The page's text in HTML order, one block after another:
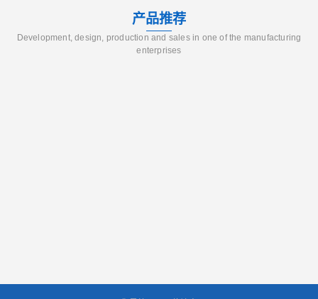
产品推荐
Development, design, production and sales in one of the manufacturing
enterprises